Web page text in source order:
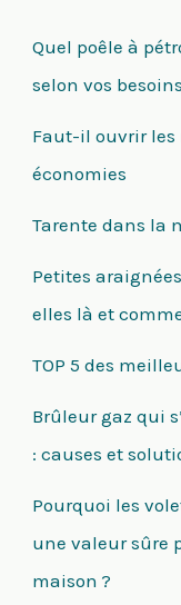
Quel poêle à
selon vos besoins
Faut-il ouvrir les
économies
Tarente dans la
Petites
elles là et
TOP 5 des
Brûleur gaz qui
: causes et
Pourquoi les
une valeur sûre
maison ?